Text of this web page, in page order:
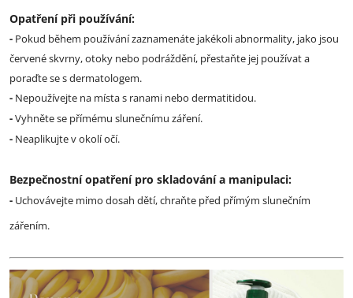
Opatření při používání:
- Pokud během používání zaznamenáte jakékoli abnormality, jako jsou
červené skvrny, otoky nebo podráždění, přestaňte jej používat a
poraďte se s dermatologem.
- Nepoužívejte na místa s ranami nebo dermatitidou.
-Vyhněte se přímému slunečnímu záření.
- Neaplikujte v okolí očí.
Bezpečnostní opatření pro skladování a manipulaci:
- Uchovávejte mimo dosah dětí, chraňte před přímým slunečním
zářením.